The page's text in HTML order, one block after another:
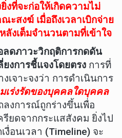
งที่จะก่อให้เกิดความไม่
ะสงฆ์ เมื่อถึงเวลาเบิกจ่าย
ลังเต็มจำนวนตามที่เข้าใจ
ดภาวะวิกฤติการกดดัน
งการชี้แจงโดยตรง การที่
เจาะจงว่า การดำเนินการ
เร่งรัดของบุคคลใดบุคคล
งการณ์ถูกร่างขึ้นเพื่อ
ยดจากกระแสสังคม ยิ่งไป
อนเวลา (Timeline) จะ